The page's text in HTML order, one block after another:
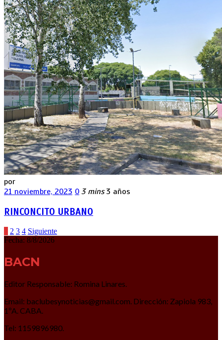
por
21 noviembre, 2023 0 3 mins 3 años
RINCONCITO URBANO
Paginación
de
entradas
2 3 4 Siguiente
Fecha: 8/8/2026
BACN
Editor Responsable: Romina Linares.
Email: baclubesynoticias@gmail.com. Dirección: Zapiola 983,
1ºA. CABA.
Tel: 1159896980.